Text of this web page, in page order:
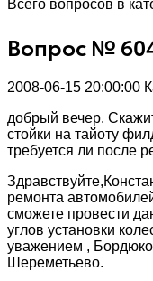
Всего вопросов в
Вопрос №
2008-06-15 20:00:00
добрый вечер.
стойки на тайоту
требуется ли после
ремонта
сможете провести
углов установки
уважением ,
Шереметьево.